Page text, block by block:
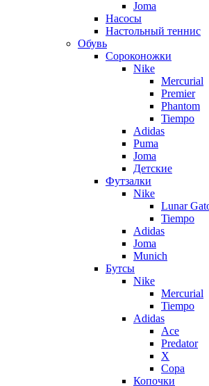
Joma
Насосы
Настольный теннис
Обувь
Сороконожки
Nike
Mercurial
Premier
Phantom
Tiempo
Adidas
Puma
Joma
Детские
Футзалки
Nike
Lunar
Tiempo
Adidas
Joma
Munich
Бутсы
Nike
Mercurial
Tiempo
Adidas
Ace
Predator
X
Copa
Копочки